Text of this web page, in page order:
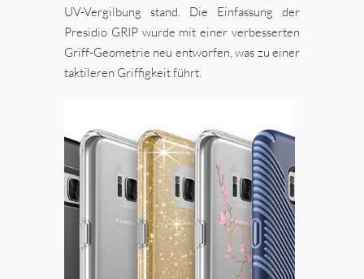
UV-Vergilbung stand. Die Einfassung der
Presidio GRIP wurde mit einer verbesserten
Griff-Geometrie neu entworfen, was zu einer
taktileren Griffigkeit führt.